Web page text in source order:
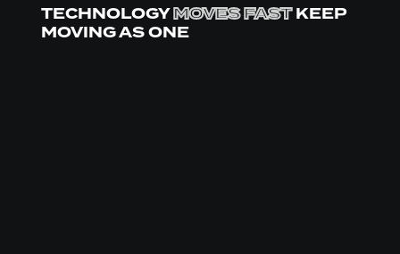
TECHNOLOGYMOVESFASTKEEP
MOVING AS ONE